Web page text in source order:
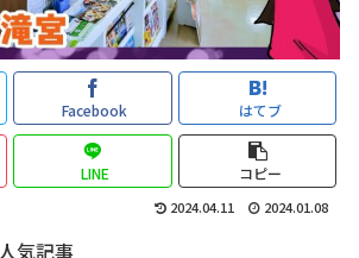
Facebook はてブ
LINE コピー
2024.04.11 2024.01.08
気記事